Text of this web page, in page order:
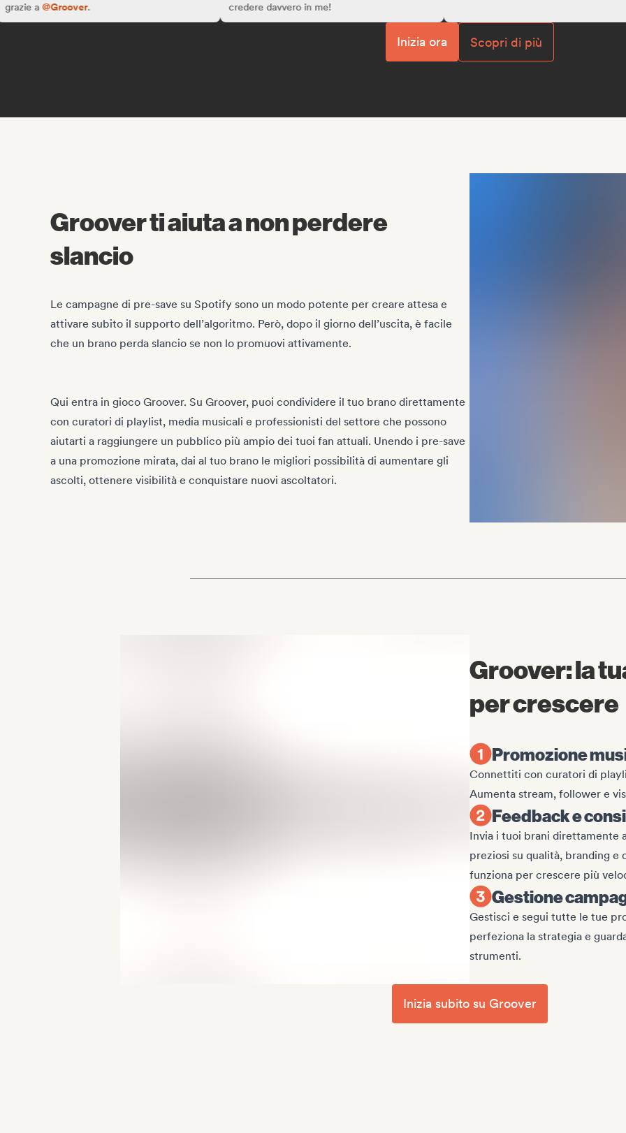
a@Groover.
credere davvero in me!
Inizia ora Scopri di più
Groover ti aiuta a non perdere
slancio
Le campagne di pre-save su Spotify sono un modo potente per creare attesa e
attivare subito il supporto dell’algoritmo. Però, dopo il giorno dell’uscita, è facile
che un brano perda slancio se non lo promuovi attivamente.
Qui entra in gioco Groover. Su Groover, puoi condividere il tuo brano direttamente
con curatori di playlist, media musicali e professionisti del settore che possono
aiutarti a raggiungere un pubblico più ampio dei tuoi fan attuali. Unendo i pre-save
a una promozione mirata, dai al tuo brano le migliori possibilità di aumentare gli
ascolti, ottenere visibilità e conquistare nuovi ascoltatori.
Groover: la
per crescere
Promozione
Connettiti con curatori di
Aumenta stream, follower e
Feedback e
Invia i tuoi brani direttamente
preziosi su qualità, branding
funziona per crescere più
Gestione
Gestisci e segui tutte le tue
perfeziona la strategia e
strumenti.
Inizia subito su Groover